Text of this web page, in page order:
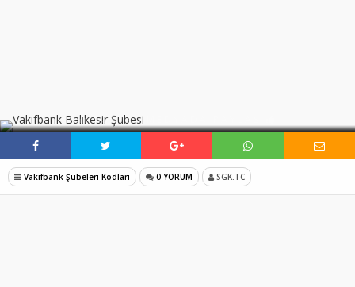
SOSYAL MEDYADA PAYLAŞ
Vakıfbank Şubeleri Kodları 0 YORUM SGK.TC